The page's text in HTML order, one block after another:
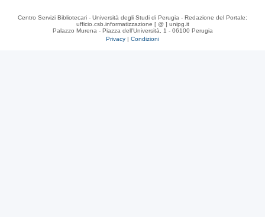
Centro Servizi Bibliotecari - Università degli Studi di Perugia - Redazione del Portale:
ufficio.csb.informatizzazione [ @ ] unipg.it
Palazzo Murena - Piazza dell'Università, 1 - 06100 Perugia
Privacy | Condizioni